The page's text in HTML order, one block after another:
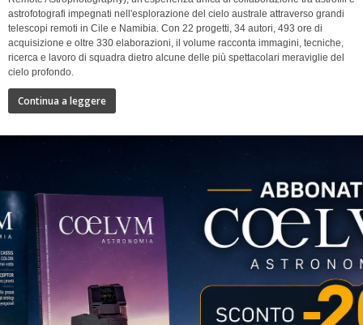
astrofotografi impegnati nell'esplorazione del cielo australe attraverso grandi
telescopi remoti in Cile e Namibia. Con 22 progetti, 34 autori, 493 ore di
acquisizione e oltre 330 elaborazioni, il volume racconta immagini, tecniche,
ricerca e lavoro di squadra dietro alcune delle più spettacolari meraviglie del
cielo profondo.
Continua a leggere